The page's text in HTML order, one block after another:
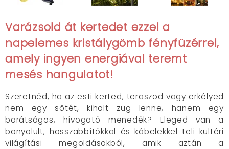
Varázsold át kertedet ezzel a
napelemes kristálygömb fényfüzérrel,
amely ingyen energiával teremt
mesés hangulatot!
Szeretnéd, ha az esti kerted, teraszod vagy erkélyed
nem egy sötét, kihalt zug lenne, hanem egy
barátságos, hívogató menedék? Eleged van a
bonyolult, hosszabbítókkal és kábelekkel teli kültéri
világítási megoldásokból, amik aztán a